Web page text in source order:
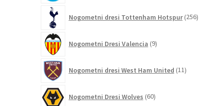
Nogometni dresi Tottenham Hotspur 256
Nogometni Dresi Valencia 9izdelkov
Nogometni dresi West Ham United 11izdelkov
Nogometni Dresi Wolves 60izdelkov